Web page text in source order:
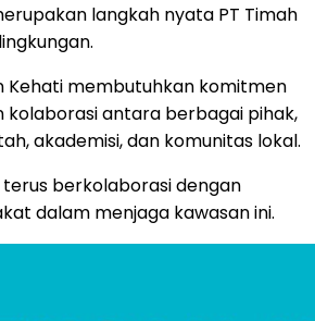
langkah nyata PT Timah
Kehati membutuhkan komitmen
kolaborasi antara berbagai pihak,
akademisi, dan komunitas lokal.
terus berkolaborasi dengan
dalam menjaga kawasan ini.